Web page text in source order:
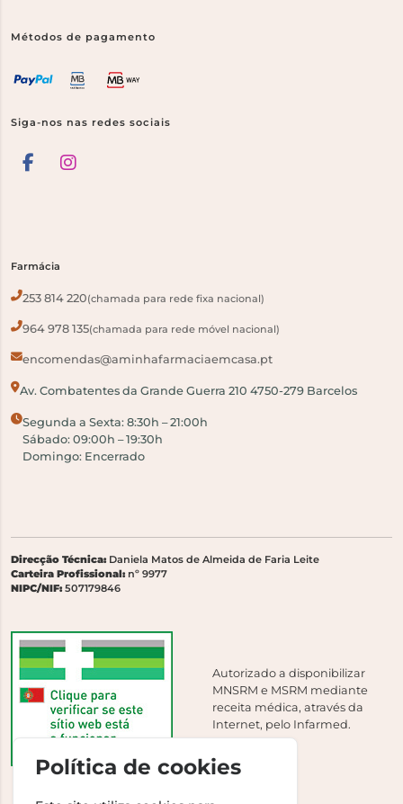
Métodos de pagamento
Siga-nos nas redes sociais
Farmácia
253 814 220(chamada para rede fixa nacional)
964 978 135(chamada para rede móvel nacional)
encomendas@aminhafarmaciaemcasa.pt
Av. Combatentes da Grande Guerra 210 4750-279 Barcelos
Segunda a Sexta: 8:30h – 21:00h
Sábado: 09:00h – 19:30h
Domingo: Encerrado
Direcção Técnica: Daniela Matos de Almeida de Faria Leite
Carteira Profissional: nº 9977
NIPC/NIF: 507179846
Autorizado a disponibilizar
MNSRM e MSRM mediante
receita médica, através da
Internet, pelo Infarmed.
Política de cookies